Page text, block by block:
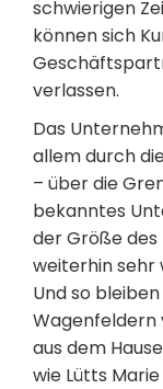
schwierigen
können sich
verlassen.
Das
allem durch
– über die
bekanntes
der Größe
weiterhin sehr
Und so
Wagenfeldern
aus dem
wie Lütts